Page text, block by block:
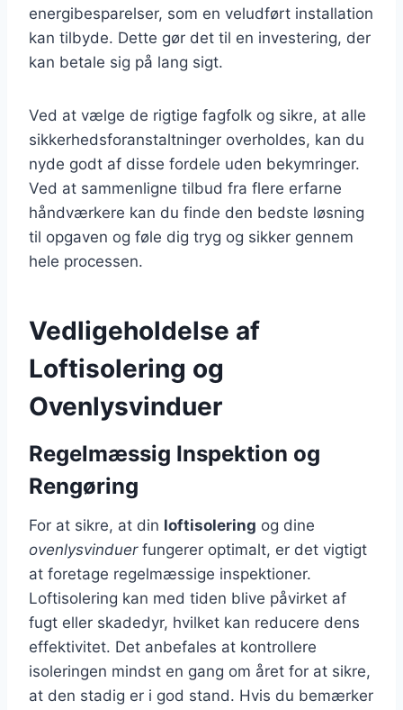
energibesparelser, som en veludført installation
kan tilbyde. Dette gør det til en investering, der
kan betale sig på lang sigt.
Ved at vælge de rigtige fagfolk og sikre, at alle
sikkerhedsforanstaltninger overholdes, kan du
nyde godt af disse fordele uden bekymringer.
Ved at sammenligne tilbud fra flere erfarne
håndværkere kan du finde den bedste løsning
til opgaven og føle dig tryg og sikker gennem
hele processen.
Vedligeholdelse af
Loftisolering og
Ovenlysvinduer
Regelmæssig Inspektion og
Rengøring
For at sikre, at din loftisolering og dine
ovenlysvinduerfungerer optimalt, er det vigtigt
at foretage regelmæssige inspektioner.
Loftisolering kan med tiden blive påvirket af
fugt eller skadedyr, hvilket kan reducere dens
effektivitet. Det anbefales at kontrollere
isoleringen mindst en gang om året for at sikre,
at den stadig er i god stand. Hvis du bemærker